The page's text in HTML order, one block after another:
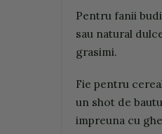
Pentru fanii
sau natural
grasimi.
Fie pentru
un shot de
impreuna cu